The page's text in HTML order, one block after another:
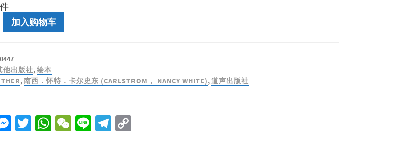
加入购物车
他出版社,绘本
,南西．怀特．卡尔史东 (CARLSTROM， NANCY WHITE),道声出版社
Messenger
Twitter
WhatsApp
WeChat
LineTelegram
Copy